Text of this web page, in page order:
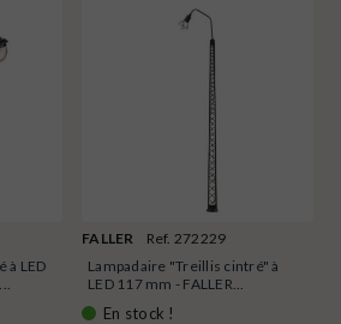
à LED
FALLER
Ref. 272229
Lampadaire "Treillis cintré" à
LED 117 mm - FALLER...
En stock !